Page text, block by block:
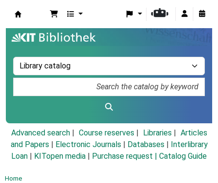
Advanced search Course reserves Libraries
Articles
and Papers
Electronic Journals Databases
Interlibrary
Loan
KITopen media Purchase request | Catalog Guide
Home